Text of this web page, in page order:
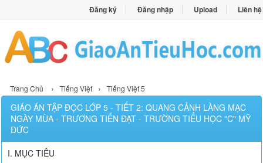
Đăng ký Đăng nhập Upload Liên hệ
Trang Chủ › Tiếng Việt › Tiếng Việt 5
GIÁO ÁN TẬP ĐỌC LỚP 5 - TIẾT 2: QUANG CẢNH LÀNG MẠC
NGÀY MÙA - TRƯƠNG TIẾN ĐẠT - TRƯỜNG TIỂU HỌC "C" MỸ
ĐỨC
I. MỤC TIÊU